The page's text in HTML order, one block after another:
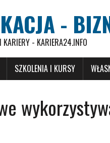
-
KARIERY - KARIERA24.INFO
SZKOLENIA I KURSY